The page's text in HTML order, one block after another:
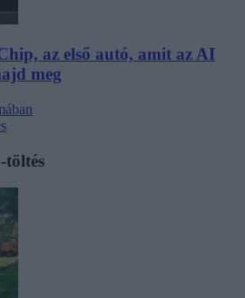
az első autó, amit az AI
meg
töltés